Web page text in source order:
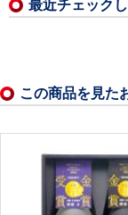
最近チェック
この商品を見た